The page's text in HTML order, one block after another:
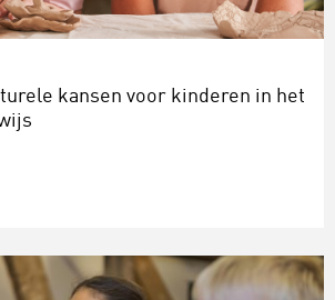
kansen voor kinderen in het